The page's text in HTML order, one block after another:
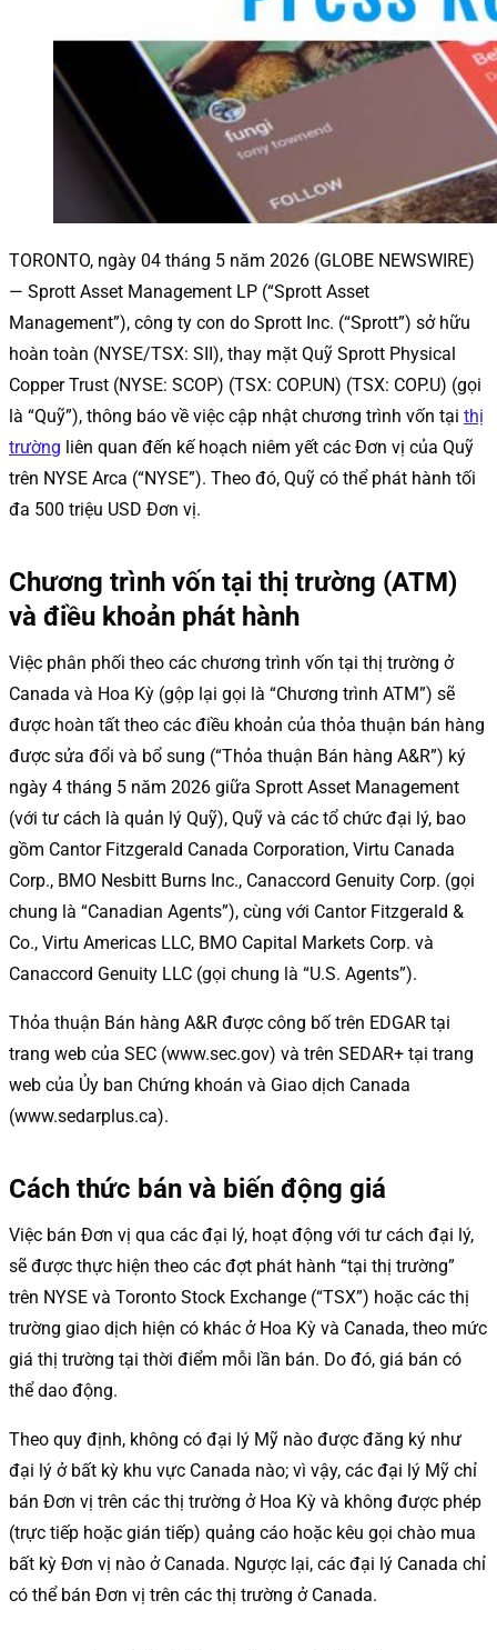
TORONTO, ngày 04 tháng 5 năm 2026 (GLOBE NEWSWIRE)
— Sprott Asset Management LP (“Sprott Asset
Management”), công ty con do Sprott Inc. (“Sprott”) sở hữu
hoàn toàn (NYSE/TSX: SII), thay mặt Quỹ Sprott Physical
Copper Trust (NYSE: SCOP) (TSX: COP.UN) (TSX: COP.U) (gọi
là “Quỹ”), thông báo về việc cập nhật chương trình vốn tại thị
trường liên quan đến kế hoạch niêm yết các Đơn vị của Quỹ
trên NYSE Arca (“NYSE”). Theo đó, Quỹ có thể phát hành tối
đa 500 triệu USD Đơn vị.
Chương trình vốn tại thị trường (ATM)
và điều khoản phát hành
Việc phân phối theo các chương trình vốn tại thị trường ở
Canada và Hoa Kỳ (gộp lại gọi là “Chương trình ATM”) sẽ
được hoàn tất theo các điều khoản của thỏa thuận bán hàng
được sửa đổi và bổ sung (“Thỏa thuận Bán hàng A&R”) ký
ngày 4 tháng 5 năm 2026 giữa Sprott Asset Management
(với tư cách là quản lý Quỹ), Quỹ và các tổ chức đại lý, bao
gồm Cantor Fitzgerald Canada Corporation, Virtu Canada
Corp., BMO Nesbitt Burns Inc., Canaccord Genuity Corp. (gọi
chung là “Canadian Agents”), cùng với Cantor Fitzgerald &
Co., Virtu Americas LLC, BMO Capital Markets Corp. và
Canaccord Genuity LLC (gọi chung là “U.S. Agents”).
Thỏa thuận Bán hàng A&R được công bố trên EDGAR tại
trang web của SEC (www.sec.gov) và trên SEDAR+ tại trang
web của Ủy ban Chứng khoán và Giao dịch Canada
(www.sedarplus.ca).
Cách thức bán và biến động giá
Việc bán Đơn vị qua các đại lý, hoạt động với tư cách đại lý,
sẽ được thực hiện theo các đợt phát hành “tại thị trường”
trên NYSE và Toronto Stock Exchange (“TSX”) hoặc các thị
trường giao dịch hiện có khác ở Hoa Kỳ và Canada, theo mức
giá thị trường tại thời điểm mỗi lần bán. Do đó, giá bán có
thể dao động.
Theo quy định, không có đại lý Mỹ nào được đăng ký như
đại lý ở bất kỳ khu vực Canada nào; vì vậy, các đại lý Mỹ chỉ
bán Đơn vị trên các thị trường ở Hoa Kỳ và không được phép
(trực tiếp hoặc gián tiếp) quảng cáo hoặc kêu gọi chào mua
bất kỳ Đơn vị nào ở Canada. Ngược lại, các đại lý Canada chỉ
có thể bán Đơn vị trên các thị trường ở Canada.